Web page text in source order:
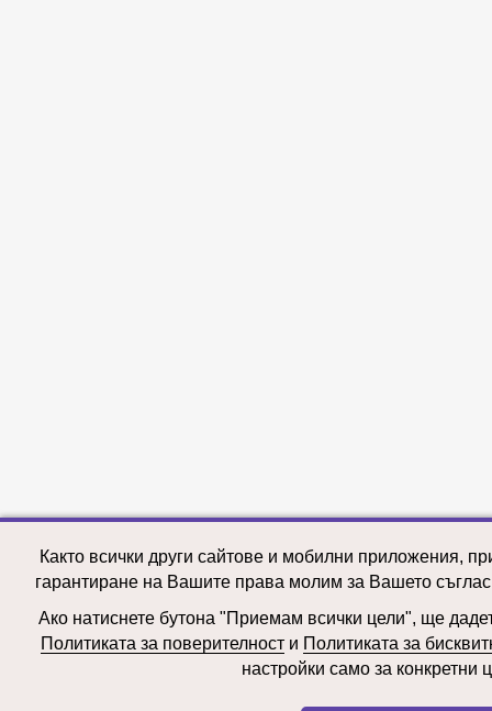
Както всички други сайтове и мобилни приложения,
гарантиране на Вашите права молим за Вашето
Ако натиснете бутона "Приемам всички цели", ще
Политиката за поверителност и Политиката за
настройки само за конкретни